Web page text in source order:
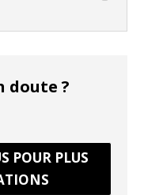
doute ?
POUR PLUS